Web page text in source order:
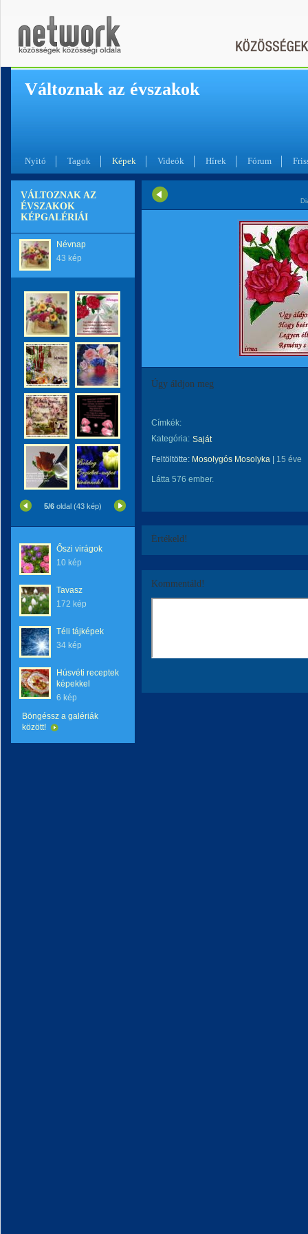
Változnak az évszakok
Nyitó Tagok Képek Videók Hírek Fórum
VÁLTOZNAK AZ
ÉVSZAKOK
KÉPGALÉRIÁI
Névnap
43 kép
5/6 oldal (43 kép)
Őszi virágok
10 kép
Tavasz
172 kép
Téli tájképek
34 kép
Húsvéti receptek
képekkel
6 kép
Böngéssz a galériák
között!
Úgy áldjon meg
Címkék:
Kategória: Saját
Feltöltötte: Mosolygós Mosolyka 15 éve
Látta 576 ember.
Értékeld!
Kommentáld!